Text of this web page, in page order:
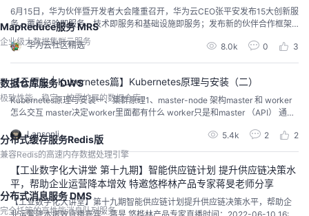
MapReduce服务 MRS
企业级大数据集群云服务
数据仓库服务 DWS
极致性能、稳定、按需扩展的数据仓库
分布式缓存服务Redis版
兼容Redis的高速内存数据处理引擎
分布式消息服务 DMS
完全托管的高性能消息队列服务
6月15日，华为伙伴暨开发者大会隆重召开，华为云CEO张平安发布15大创新服
务，覆盖经验即服务、技术即服务和基础设施即服务；发布新的伙伴合作框架G
oCloud和GrowCloud，帮助伙伴提升能力、扩大市场；华为ICT领域的顶级赛
事“2022华为开发者大赛”也正式启动，让开发者能够一展身手，点亮无限创
想。
华为云社区精选 8.0k 0 3
【云原生 | Kubernetes篇】Kubernetes原理与安装（二）
​Kubernetes原理与安装一、集群原理1、master-node 架构master 和 worker
怎么交互 master决定worker里面都有什么 worker只是和master （API） 通
就可以知道整个集群的状况2、工作原理master节点（Control Plane【控制面
板】）：maste...
Lansonli 5.4k 2 2
【工业数字化大讲堂 第十九期】智能供应链计划 提升供应链决策水
平，帮助企业运营降本增效 特邀悠桦林产品专家蒋旻老师分享
【工业数字化大讲堂】第十九期智能供应链计划提升供应链决策水平，帮助企